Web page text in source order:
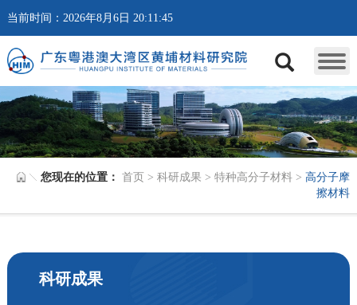
当前时间：2026年8月6日 20:11:45
您现在的位置： 首页 >科研成果 >特种高分子材料 >高分子摩
擦材料
科研成果